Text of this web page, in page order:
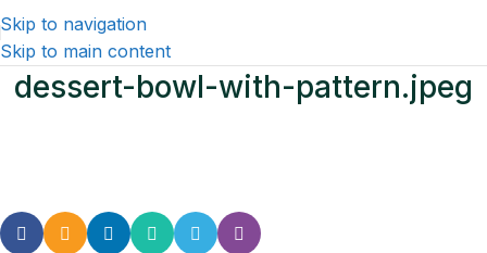
Skip to navigation
Skip to main content
dessert-bowl-with-pattern.jpeg